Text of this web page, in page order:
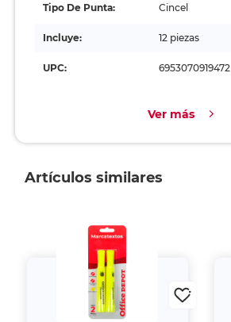
Tipo De Punta: Cincel
Incluye: 12 piezas
UPC: 6953070919472
Ver más
Artículos similares